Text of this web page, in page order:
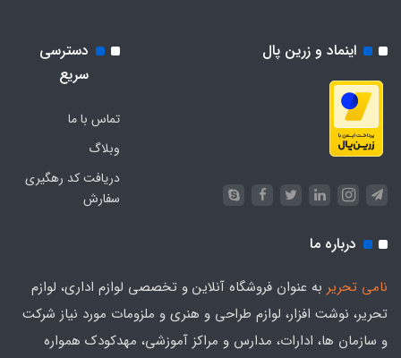
اینماد و زرین پال
دسترسی
سریع
تماس با ما
وبلاگ
دریافت کد رهگیری
سفارش
درباره ما
نامی تحریر به عنوان فروشگاه آنلاین و تخصصی لوازم اداری، لوازم
تحریر، نوشت افزار، لوازم طراحی و هنری و ملزومات مورد نیاز شرکت
و سازمان ها، ادارات، مدارس و مراکز آموزشی، مهدکودک همواره